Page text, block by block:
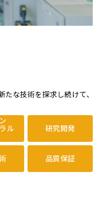
たな技術を探求し続けて、
ル 研究開発
品質保証